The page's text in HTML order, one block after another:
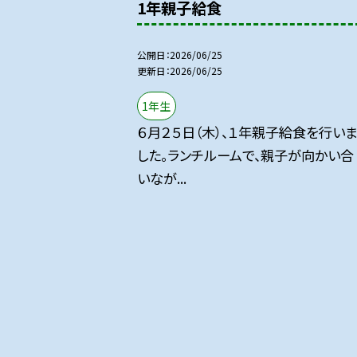
1年親子給食
公開日 2026/06/25
更新日 2026/06/25
1年生
６月２５日（木）、１年親子給食を行いま
した。ランチルームで、親子が向かい合
いなが...